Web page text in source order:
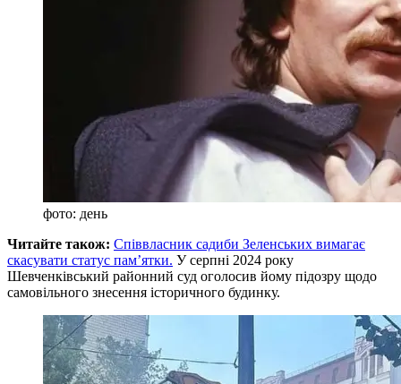
фото: день
Читайте також: Співвласник садиби Зеленських вимагає
скасувати статус пам’ятки. У серпні 2024 року
Шевченківський районний суд оголосив йому підозру щодо
самовільного знесення історичного будинку.